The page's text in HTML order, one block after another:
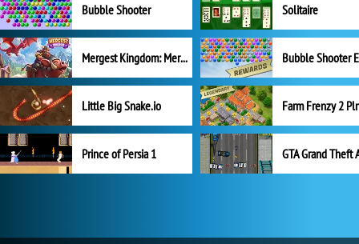
Bubble Shooter Solitaire
Mergest Kingdom: Merge Puzzle
Little Big Snake.io
Prince of Persia 1 GTA Grand Theft